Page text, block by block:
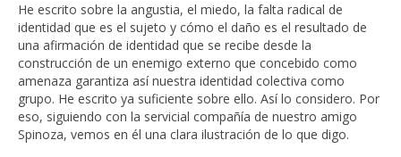
He escrito sobre la angustia, el miedo, la falta radical de
identidad que es el sujeto y cómo el daño es el resultado de
una afirmación de identidad que se recibe desde la
construcción de un enemigo externo que concebido como
amenaza garantiza así nuestra identidad colectiva como
grupo. He escrito ya suficiente sobre ello. Así lo considero. Por
eso, siguiendo con la servicial compañía de nuestro amigo
Spinoza, vemos en él una clara ilustración de lo que digo.